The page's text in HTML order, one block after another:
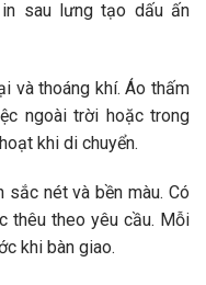
in sau lưng tạo dấu ấn
và thoáng khí. Áo thấm
ngoài trời hoặc trong
khi di chuyển.
sắc nét và bền màu. Có
thêu theo yêu cầu. Mỗi
khi bàn giao.